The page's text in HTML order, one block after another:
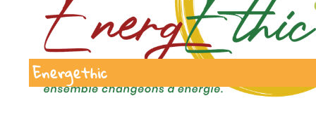
Energethic